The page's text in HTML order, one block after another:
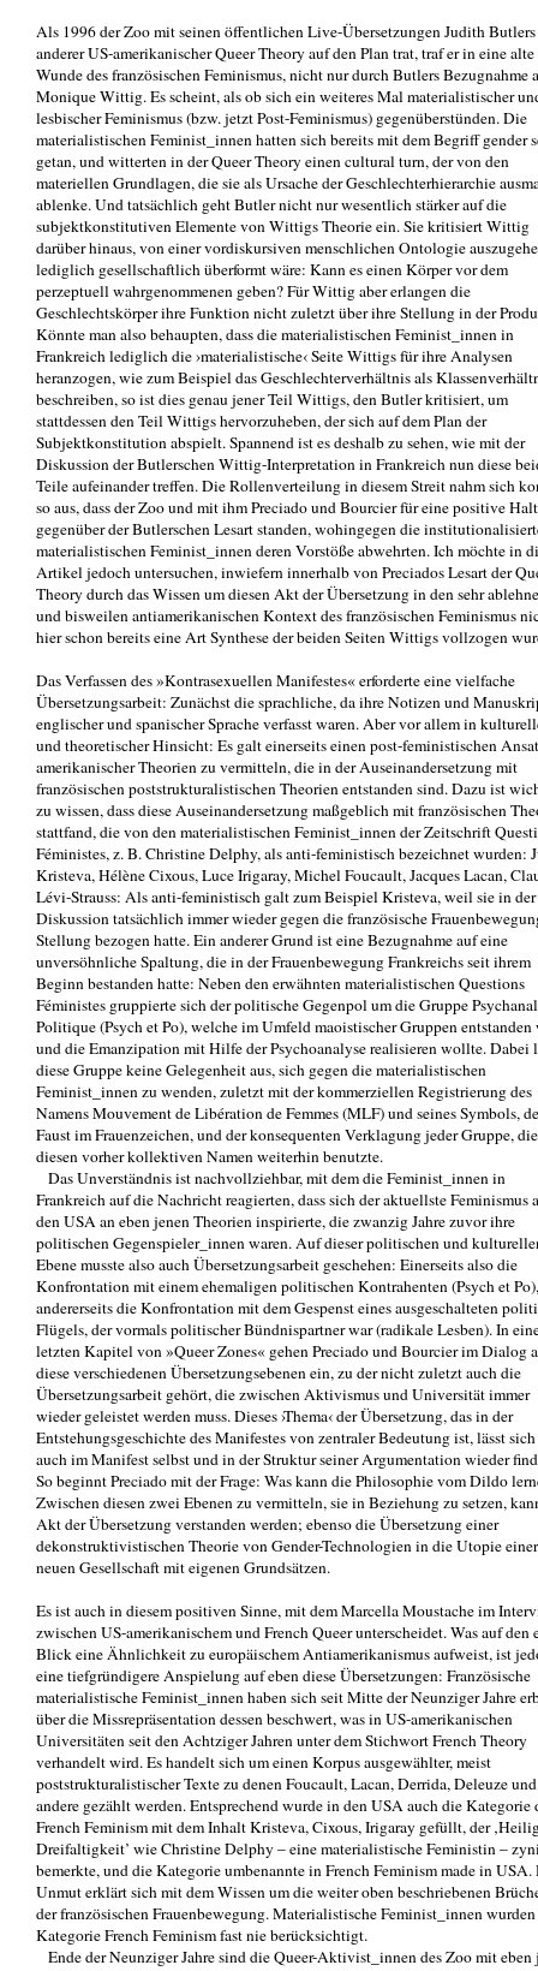
Als 1996 der Zoo mit seinen öffentlichen Live-Übersetzungen Judith
anderer US-amerikanischer Queer Theory auf den Plan trat, traf er in eine alte
Wunde des französischen Feminismus, nicht nur durch Butlers Bezugnahme
Monique Wittig. Es scheint, als ob sich ein weiteres Mal materialistischer
lesbischer Feminismus (bzw. jetzt Post-Feminismus) gegenüberstünden. Die
materialistischen Feminist_innen hatten sich bereits mit dem Begriff gender
getan, und witterten in der Queer Theory einen cultural turn, der von den
materiellen Grundlagen, die sie als Ursache der Geschlechterhierarchie
ablenke. Und tatsächlich geht Butler nicht nur wesentlich stärker auf die
subjektkonstitutiven Elemente von Wittigs Theorie ein. Sie kritisiert Wittig
darüber hinaus, von einer vordiskursiven menschlichen Ontologie
lediglich gesellschaftlich überformt wäre: Kann es einen Körper vor dem
perzeptuell wahrgenommenen geben? Für Wittig aber erlangen die
Geschlechtskörper ihre Funktion nicht zuletzt über ihre Stellung in der
Könnte man also behaupten, dass die materialistischen Feminist_innen in
Frankreich lediglich die ›materialistische‹ Seite Wittigs für ihre Analysen
heranzogen, wie zum Beispiel das Geschlechterverhältnis als
beschreiben, so ist dies genau jener Teil Wittigs, den Butler kritisiert, um
stattdessen den Teil Wittigs hervorzuheben, der sich auf dem Plan der
Subjektkonstitution abspielt. Spannend ist es deshalb zu sehen, wie mit der
Diskussion der Butlerschen Wittig-Interpretation in Frankreich nun diese
Teile aufeinander treffen. Die Rollenverteilung in diesem Streit nahm sich
so aus, dass der Zoo und mit ihm Preciado und Bourcier für eine positive
gegenüber der Butlerschen Lesart standen, wohingegen die
materialistischen Feminist_innen deren Vorstöße abwehrten. Ich möchte in
Artikel jedoch untersuchen, inwiefern innerhalb von Preciados Lesart der
Theory durch das Wissen um diesen Akt der Übersetzung in den sehr
und bisweilen antiamerikanischen Kontext des französischen Feminismus
hier schon bereits eine Art Synthese der beiden Seiten Wittigs vollzogen
Das Verfassen des »Kontrasexuellen Manifestes« erforderte eine vielfache
Übersetzungsarbeit: Zunächst die sprachliche, da ihre Notizen und
englischer und spanischer Sprache verfasst waren. Aber vor allem in
und theoretischer Hinsicht: Es galt einerseits einen post-feministischen
amerikanischer Theorien zu vermitteln, die in der Auseinandersetzung mit
französischen poststrukturalistischen Theorien entstanden sind. Dazu ist
zu wissen, dass diese Auseinandersetzung maßgeblich mit französischen
stattfand, die von den materialistischen Feminist_innen der Zeitschrift
Féministes, z. B. Christine Delphy, als anti-feministisch bezeichnet wurden:
Kristeva, Hélène Cixous, Luce Irigaray, Michel Foucault, Jacques Lacan,
Lévi-Strauss: Als anti-feministisch galt zum Beispiel Kristeva, weil sie in der
Diskussion tatsächlich immer wieder gegen die französische
Stellung bezogen hatte. Ein anderer Grund ist eine Bezugnahme auf eine
unversöhnliche Spaltung, die in der Frauenbewegung Frankreichs seit ihrem
Beginn bestanden hatte: Neben den erwähnten materialistischen Questions
Féministes gruppierte sich der politische Gegenpol um die Gruppe
Politique (Psych et Po), welche im Umfeld maoistischer Gruppen entstanden
und die Emanzipation mit Hilfe der Psychoanalyse realisieren wollte. Dabei
diese Gruppe keine Gelegenheit aus, sich gegen die materialistischen
Feminist_innen zu wenden, zuletzt mit der kommerziellen Registrierung des
Namens Mouvement de Libération de Femmes (MLF) und seines Symbols,
Faust im Frauenzeichen, und der konsequenten Verklagung jeder Gruppe, die
diesen vorher kollektiven Namen weiterhin benutzte.
Das Unverständnis ist nachvollziehbar, mit dem die Feminist_innen in
Frankreich auf die Nachricht reagierten, dass sich der aktuellste Feminismus
den USA an eben jenen Theorien inspirierte, die zwanzig Jahre zuvor ihre
politischen Gegenspieler_innen waren. Auf dieser politischen und
Ebene musste also auch Übersetzungsarbeit geschehen: Einerseits also die
Konfrontation mit einem ehemaligen politischen Kontrahenten (Psych et Po),
andererseits die Konfrontation mit dem Gespenst eines ausgeschalteten
Flügels, der vormals politischer Bündnispartner war (radikale Lesben). In
letzten Kapitel von »Queer Zones« gehen Preciado und Bourcier im Dialog
diese verschiedenen Übersetzungsebenen ein, zu der nicht zuletzt auch die
Übersetzungsarbeit gehört, die zwischen Aktivismus und Universität immer
wieder geleistet werden muss. Dieses ›Thema‹ der Übersetzung, das in der
Entstehungsgeschichte des Manifestes von zentraler Bedeutung ist, lässt
auch im Manifest selbst und in der Struktur seiner Argumentation wieder
So beginnt Preciado mit der Frage: Was kann die Philosophie vom Dildo
Zwischen diesen zwei Ebenen zu vermitteln, sie in Beziehung zu setzen,
Akt der Übersetzung verstanden werden; ebenso die Übersetzung einer
dekonstruktivistischen Theorie von Gender-Technologien in die Utopie einer
neuen Gesellschaft mit eigenen Grundsätzen.
Es ist auch in diesem positiven Sinne, mit dem Marcella Moustache im
zwischen US-amerikanischem und French Queer unterscheidet. Was auf den
Blick eine Ähnlichkeit zu europäischem Antiamerikanismus aufweist, ist
eine tiefgründigere Anspielung auf eben diese Übersetzungen: Französische
materialistische Feminist_innen haben sich seit Mitte der Neunziger Jahre
über die Missrepräsentation dessen beschwert, was in US-amerikanischen
Universitäten seit den Achtziger Jahren unter dem Stichwort French Theory
verhandelt wird. Es handelt sich um einen Korpus ausgewählter, meist
poststrukturalistischer Texte zu denen Foucault, Lacan, Derrida, Deleuze und
andere gezählt werden. Entsprechend wurde in den USA auch die Kategorie
French Feminism mit dem Inhalt Kristeva, Cixous, Irigaray gefüllt, der
Dreifaltigkeit’ wie Christine Delphy – eine materialistische Feministin –
bemerkte, und die Kategorie umbenannte in French Feminism made in USA.
Unmut erklärt sich mit dem Wissen um die weiter oben beschriebenen
der französischen Frauenbewegung. Materialistische Feminist_innen
Kategorie French Feminism fast nie berücksichtigt.
Ende der Neunziger Jahre sind die Queer-Aktivist_innen des Zoo mit eben